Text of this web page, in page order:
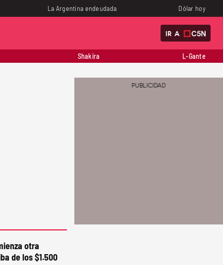
La Argentina endeudada Dólar hoy
IR A
Shakira L-Gante
otra
de los $1.500